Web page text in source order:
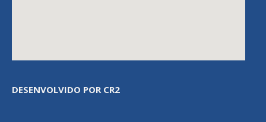
DESENVOLVIDO POR CR2